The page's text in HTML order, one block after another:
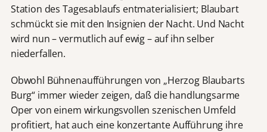
Station des Tagesablaufs entmaterialisiert; Blaubart
schmückt sie mit den Insignien der Nacht. Und Nacht
wird nun – vermutlich auf ewig – auf ihn selber
niederfallen.
Obwohl Bühnenaufführungen von „Herzog Blaubarts
Burg“ immer wieder zeigen, daß die handlungsarme
Oper von einem wirkungsvollen szenischen Umfeld
profitiert, hat auch eine konzertante Aufführung ihre